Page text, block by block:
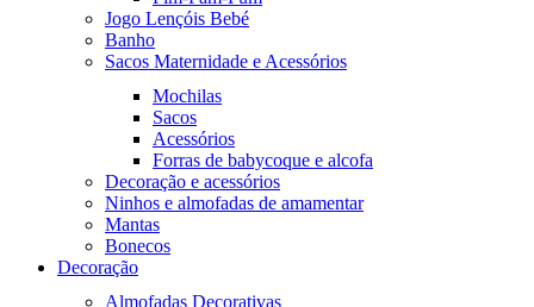
Jogo Lençóis Bebé
Banho
Sacos Maternidade e Acessórios
Mochilas
Sacos
Acessórios
Forras de babycoque e alcofa
Decoração e acessórios
Ninhos e almofadas de amamentar
Mantas
Bonecos
Decoração
Almofadas Decorativas